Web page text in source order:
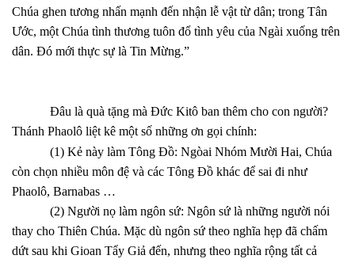
Chúa ghen tương nhấn mạnh đến nhận lễ vật từ dân; trong Tân
Ước, một Chúa tình thương tuôn đổ tình yêu của Ngài xuống trên
dân. Đó mới thực sự là Tin Mừng.”
Đâu là quà tặng mà Đức Kitô ban thêm cho con người?
Thánh Phaolô liệt kê một số những ơn gọi chính:
(1) Kẻ này làm Tông Đồ: Ngòai Nhóm Mười Hai, Chúa
còn chọn nhiều môn đệ và các Tông Đồ khác để sai đi như
Phaolô, Barnabas …
(2) Người nọ làm ngôn sứ: Ngôn sứ là những người nói
thay cho Thiên Chúa. Mặc dù ngôn sứ theo nghĩa hẹp đã chấm
dứt sau khi Gioan Tẩy Giả đến, nhưng theo nghĩa rộng tất cả